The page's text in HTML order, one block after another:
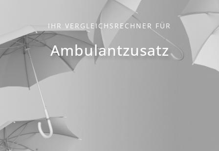
IHR VERGLEICHSRECHNER FÜR
Ambulantzusatz